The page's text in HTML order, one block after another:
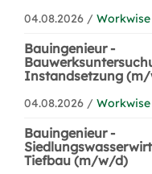
04.08.2026 /
Bauingenieur -
Instandsetzung
04.08.2026 /
Bauingenieur -
Tiefbau (m/w/d)